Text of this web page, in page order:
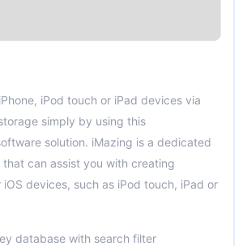
iPod touch or iPad devices via
simply by using this
solution. iMazing is a dedicated
can assist you with creating
devices, such as iPod touch, iPad or
database with search filter